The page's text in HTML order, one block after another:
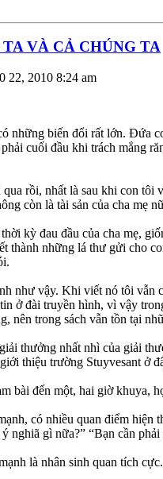
VÀ CẢ CHÚNG TA
22, 2010 8:24 am
những biến đổi rất lớn. Đứa
cuối đầu khi trách mắng
rồi, nhất là sau khi con
còn là tài sản của cha mẹ
kỳ đau đầu của cha mẹ,
những lá thư gửi cho
như vậy. Khi viết nó tôi
ở đài truyền hình, vì vậy
nên trong sách vẫn tồn tại
thưởng nhất nhì của giải
thiệu trường Stuyvesant ở
bài đến một, hai giờ khuya,
có nhiều quan điểm
nghiã gì nữa?” “Bạn cần
là nhân sinh quan tích